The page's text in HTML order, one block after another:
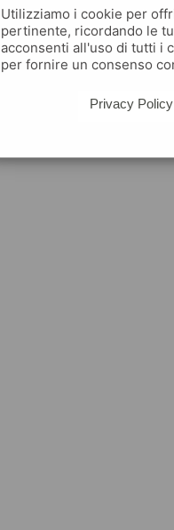
Utilizziamo i cookie per
pertinente, ricordando le
acconsenti all'uso di tutti i
per fornire un consenso
Privacy Policy